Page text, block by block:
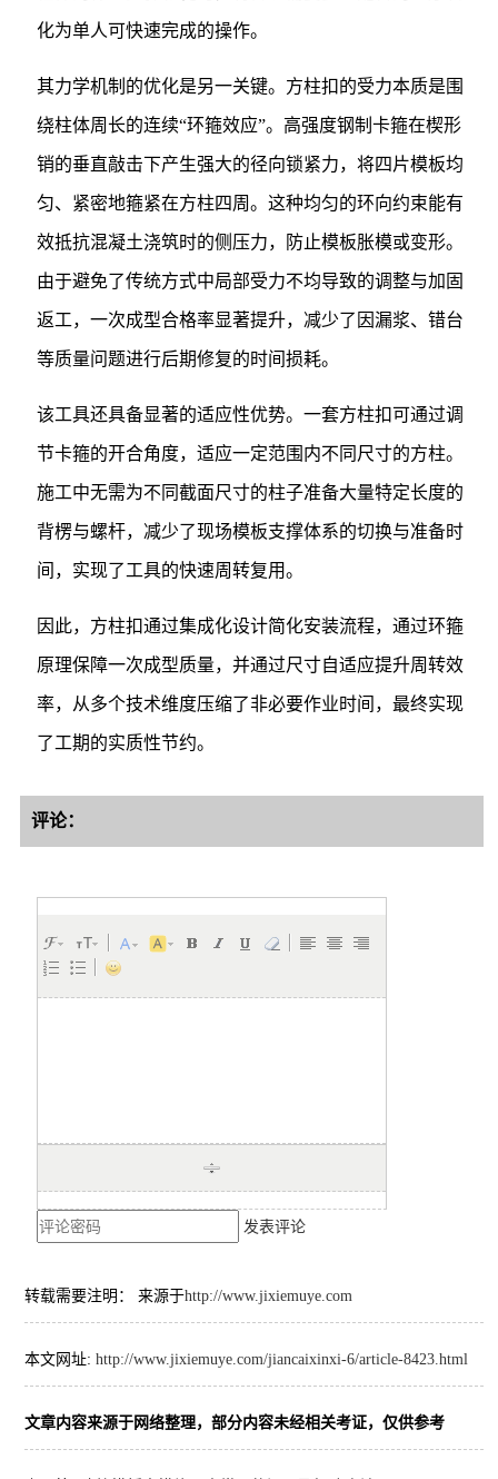
化为单人可快速完成的操作。
其力学机制的优化是另一关键。方柱扣的受力本质是围
绕柱体周长的连续“环箍效应”。高强度钢制卡箍在楔形
销的垂直敲击下产生强大的径向锁紧力，将四片模板均
匀、紧密地箍紧在方柱四周。这种均匀的环向约束能有
效抵抗混凝土浇筑时的侧压力，防止模板胀模或变形。
由于避免了传统方式中局部受力不均导致的调整与加固
返工，一次成型合格率显著提升，减少了因漏浆、错台
等质量问题进行后期修复的时间损耗。
该工具还具备显著的适应性优势。一套方柱扣可通过调
节卡箍的开合角度，适应一定范围内不同尺寸的方柱。
施工中无需为不同截面尺寸的柱子准备大量特定长度的
背楞与螺杆，减少了现场模板支撑体系的切换与准备时
间，实现了工具的快速周转复用。
因此，方柱扣通过集成化设计简化安装流程，通过环箍
原理保障一次成型质量，并通过尺寸自适应提升周转效
率，从多个技术维度压缩了非必要作业时间，最终实现
了工期的实质性节约。
评论：
发表评论
转载需要注明： 来源于http://www.jixiemuye.com
本文网址: http://www.jixiemuye.com/jiancaixinxi-6/article-8423.html
文章内容来源于网络整理，部分内容未经相关考证，仅供参考